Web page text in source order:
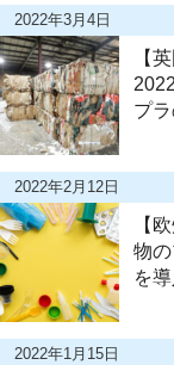
2022年3月4日
【
プ
2022年2月12日
【
物
を
2022年1月15日